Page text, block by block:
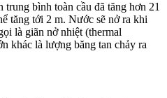
bình toàn cầu đã tăng hơn 21
tăng tới 2 m. Nước sẽ nở ra khi
là giãn nở nhiệt (thermal
khác là lượng băng tan chảy ra